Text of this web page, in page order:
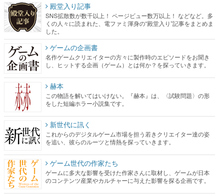
殿堂入り記事
SNS拡散数が数千以上！ ページビュー数万以上！ などなど。多
くの人々に読まれた、電ファミ渾身の“殿堂入り”記事をまとめま
した。
ゲームの企画書
名作ゲームクリエイターの方々に製作時のエピソードをお聞き
し、ヒットする企画（ゲーム）とは何か？を探っていきます。
赫本
この物語を解いてはいけない。『赫本』は、〈試験問題〉の形
をした短編ホラー小説集です。
新世代に訊く
これからのデジタルゲーム市場を担う若きクリエイター達の姿
を追い、彼らのルーツと情熱を探っていきます。
ゲーム世代の作家たち
ゲームに多大な影響を受けた作家さんに取材し、ゲームが日本
のコンテンツ産業やカルチャーに与えた影響を探る企画です。